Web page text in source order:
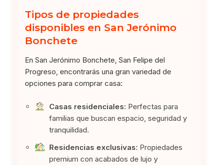
Tipos de propiedades
disponibles en San Jerónimo
Bonchete
En San Jerónimo Bonchete, San Felipe del
Progreso, encontrarás una gran variedad de
opciones para comprar casa:
Casas residenciales: Perfectas para
familias que buscan espacio, seguridad y
tranquilidad.
Residencias exclusivas: Propiedades
premium con acabados de lujo y